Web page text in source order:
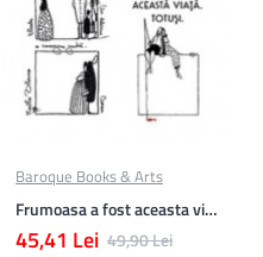
Baroque Books & Arts
Frumoasa a fost aceasta viata. totusi.
45,41 Lei 49,90 Lei